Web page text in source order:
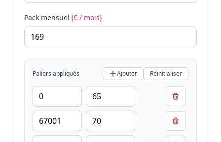
Pack mensuel (€ / mois)
Paliers appliqués Ajouter Réinitialiser